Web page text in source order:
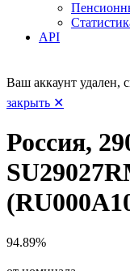
API
Ваш аккаунт удален,
закрыть ✕
Россия,
94.89%